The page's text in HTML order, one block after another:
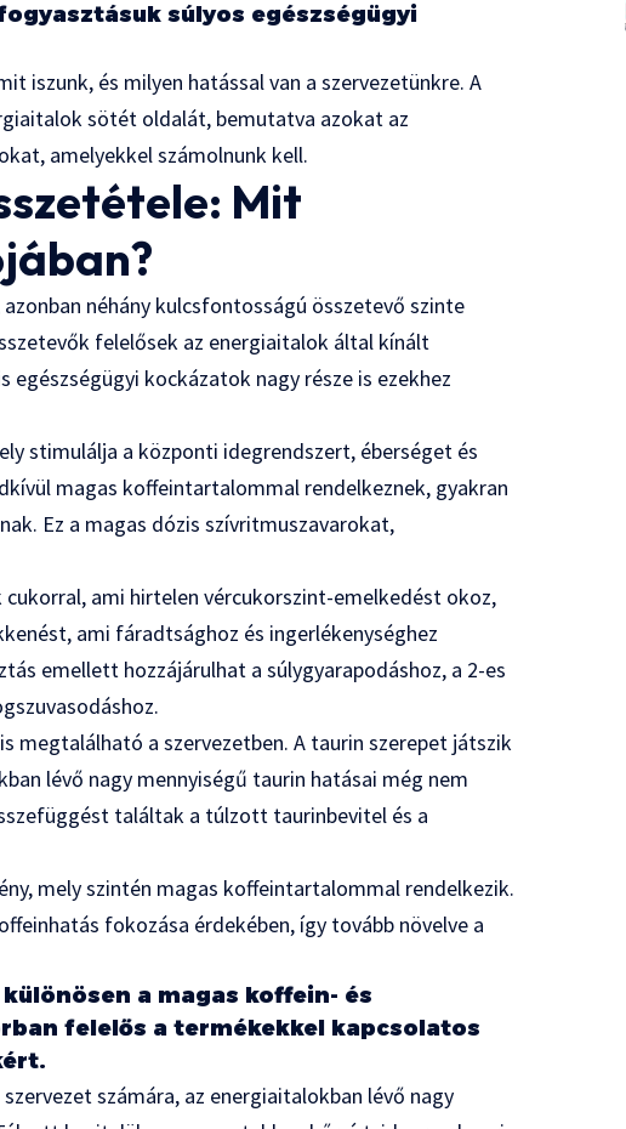
súlyos egészségügyi
iszunk, és milyen hatással van a szervezetünkre. A
sötét oldalát, bemutatva azokat az
amelyekkel számolnunk kell.
Mit
néhány kulcsfontosságú összetevő szinte
felelősek az energiaitalok által kínált
kockázatok nagy része is ezekhez
stimulálja a központi idegrendszert, éberséget és
magas koffeintartalommal rendelkeznek, gyakran
Ez a magas dózis szívritmuszavarokat,
ami hirtelen vércukorszint-emelkedést okoz,
ami fáradtsághoz és ingerlékenységhez
emellett hozzájárulhat a súlygyarapodáshoz, a 2-es
megtalálható a szervezetben. A taurin szerepet játszik
lévő nagy mennyiségű taurin hatásai még nem
találtak a túlzott taurinbevitel és a
mely szintén magas koffeintartalommal rendelkezik.
fokozása érdekében, így tovább növelve a
a magas koffein- és
felelős a termékekkel kapcsolatos
számára, az energiaitalokban lévő nagy